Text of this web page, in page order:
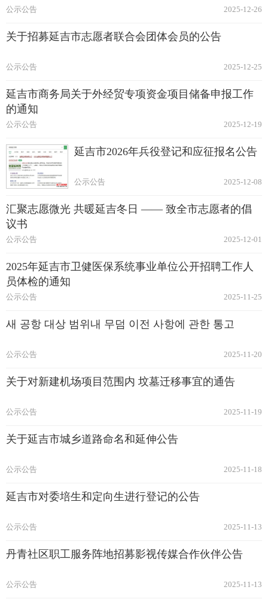
2025-12-26
公示公告
关于招募延吉市志愿者联合会团体会员的公告
2025-12-25
公示公告
延吉市商务局关于外经贸专项资金项目储备申报工作
的通知
2025-12-19
公示公告
延吉市2026年兵役登记和应征报名公告
2025-12-08
公示公告
汇聚志愿微光 共暖延吉冬日 —— 致全市志愿者的倡
议书
2025-12-01
公示公告
2025年延吉市卫健医保系统事业单位公开招聘工作人
员体检的通知
2025-11-25
公示公告
새 공항 대상 범위내 무덤 이전 사항에 관한 통고​
2025-11-20
公示公告
关于对新建机场项目范围内 坟墓迁移事宜的通告
2025-11-19
公示公告
关于延吉市城乡道路命名和延伸公告
2025-11-18
公示公告
延吉市对委培生和定向生进行登记的公告
2025-11-13
公示公告
丹青社区职工服务阵地招募影视传媒合作伙伴公告
2025-11-13
公示公告